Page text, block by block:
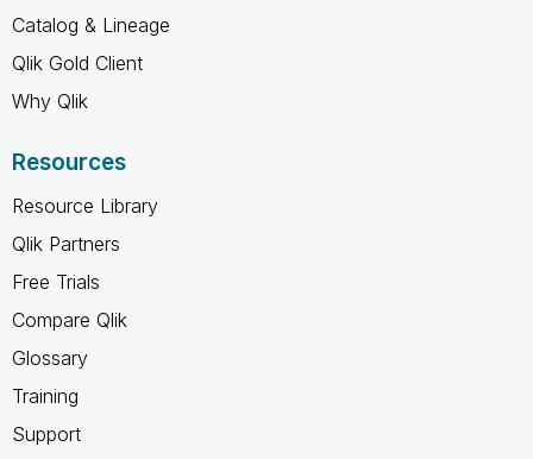
Catalog & Lineage
Qlik Gold Client
Why Qlik
Resources
Resource Library
Qlik Partners
Free Trials
Compare Qlik
Glossary
Training
Support